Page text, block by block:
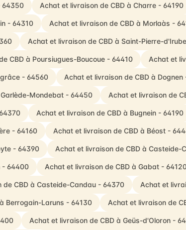
64350 Achat et livraison de CBD à Charre - 64190
- 64310 Achat et livraison de CBD à Morlaàs -
Achat et livraison de CBD à Saint-Pierre-
CBD à Poursiugues-Boucoue - 64410 Achat et
- 64560 Achat et livraison de CBD à Dognen
Mondebat - 64450 Achat et livraison de
Achat et livraison de CBD à Bugnein - 64190
- 64160 Achat et livraison de CBD à Béost -
- 64390 Achat et livraison de CBD à Casteide-
- 64400 Achat et livraison de CBD à Gabat -
de CBD à Casteide-Candau - 64370 Achat et
Berrogain-Laruns - 64130 Achat et livraison de
Achat et livraison de CBD à Geüs-d'Oloron -